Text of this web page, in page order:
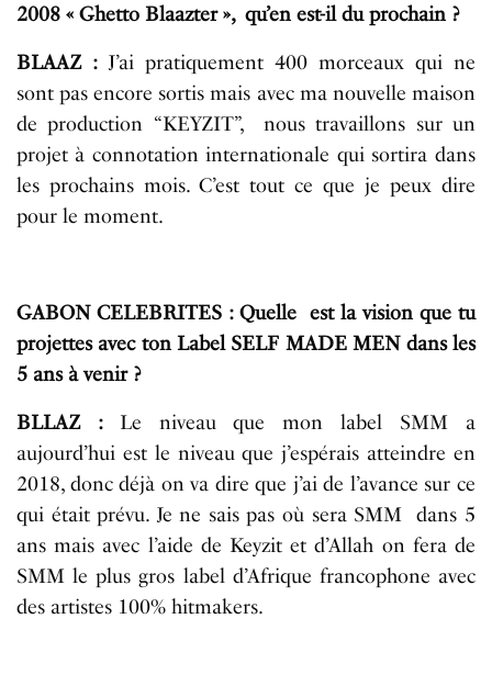
2008 « Ghetto Blaazter », qu’en est-il du prochain ?
BLAAZ : J’ai pratiquement 400 morceaux qui ne
sont pas encore sortis mais avec ma nouvelle maison
de production “KEYZIT”, nous travaillons sur un
projet à connotation internationale qui sortira dans
les prochains mois. C’est tout ce que je peux dire
pour le moment.
GABON CELEBRITES : Quelle est la vision que tu
projettes avec ton Label SELF MADE MEN dans les
5 ans à venir ?
BLLAZ : Le niveau que mon label SMM a
aujourd’hui est le niveau que j’espérais atteindre en
2018, donc déjà on va dire que j’ai de l’avance sur ce
qui était prévu. Je ne sais pas où sera SMM dans 5
ans mais avec l’aide de Keyzit et d’Allah on fera de
SMM le plus gros label d’Afrique francophone avec
des artistes 100% hitmakers.